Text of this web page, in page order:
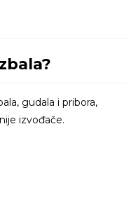
gudala i pribora,
izvođače.